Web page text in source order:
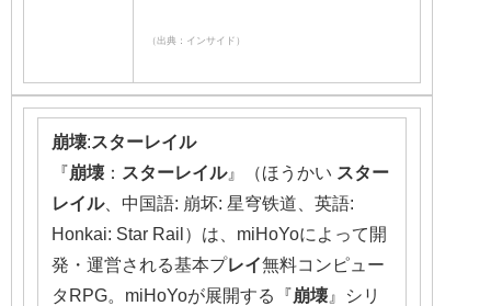
（出典：インサイド）
崩壊:スターレイル
『崩壊： スターレイル』（ほうかい スター
レイル、中国語: 崩坏: 星穹铁道、英語:
Honkai: Star Rail）は、miHoYoによって開
発・運営される基本プレイ無料コンピュー
タRPG。miHoYoが展開する『崩壊』シリ